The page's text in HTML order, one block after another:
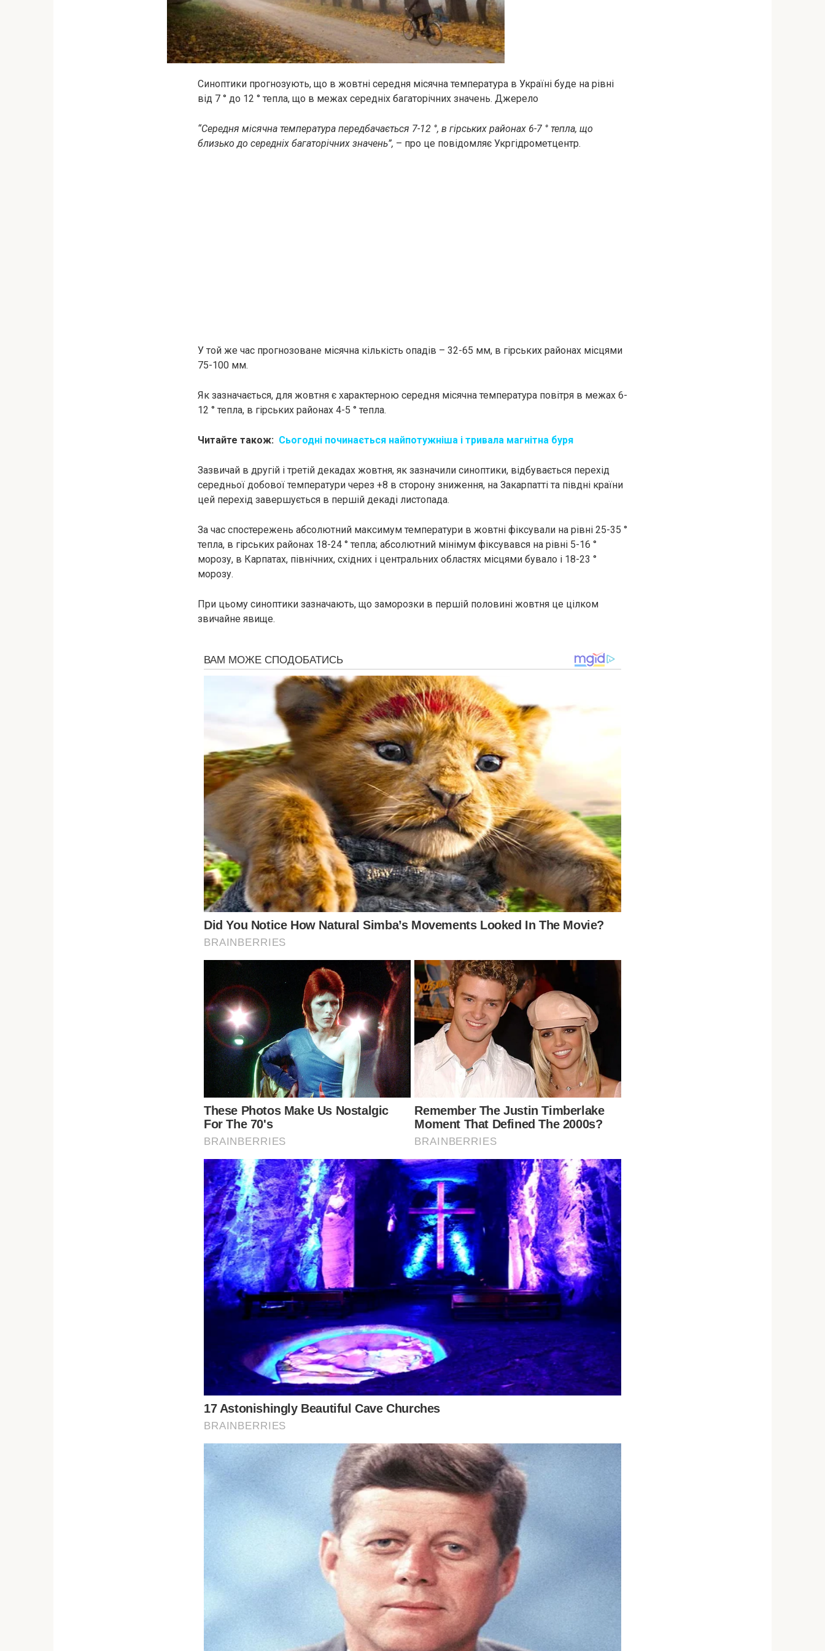
Синоптики прогнозують, що в жовтні середня місячна температура в Україні буде на рівні
від 7 ° до 12 ° тепла, що в межах середніх багаторічних значень. Джерело
“Середня місячна температура передбачається 7-12 °, в гірських районах 6-7 ° тепла, що
близько до середніх багаторічних значень”, – про це повідомляє Укргідрометцентр.
У той же час прогнозоване місячна кількість опадів – 32-65 мм, в гірських районах місцями
75-100 мм.
Як зазначається, для жовтня є характерною середня місячна температура повітря в межах 6-
12 ° тепла, в гірських районах 4-5 ° тепла.
Читайте також: Сьогодні починається найпотужніша і тривала магнітна буря
Зазвичай в другій і третій декадах жовтня, як зазначили синоптики, відбувається перехід
середньої добової температури через +8 в сторону зниження, на Закарпатті та півдні країни
цей перехід завершується в першій декаді листопада.
За час спостережень абсолютний максимум температури в жовтні фіксували на рівні 25-35 °
тепла, в гірських районах 18-24 ° тепла; абсолютний мінімум фіксувався на рівні 5-16 °
морозу, в Карпатах, північних, східних і центральних областях місцями бувало і 18-23 °
морозу.
При цьому синоптики зазначають, що заморозки в першій половині жовтня це цілком
звичайне явище.